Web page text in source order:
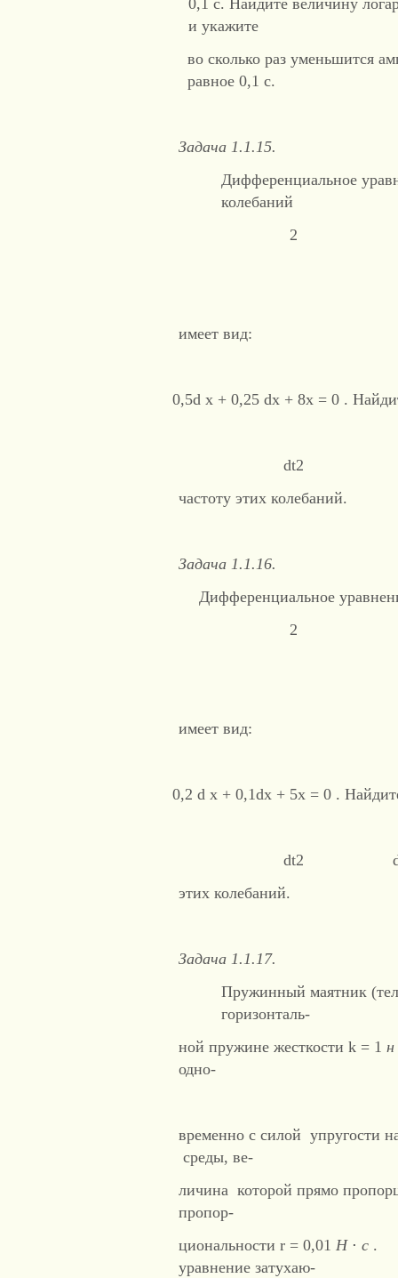
0,1 с. Найдите величину
и укажите
во сколько раз уменьшится
равное 0,1 с.
Задача 1.1.15.
Дифференциальное
колебаний
2
имеет вид:
0,5d x + 0,25 dx + 8x = 0 .
dt2
частоту этих колебаний.
Задача 1.1.16.
Дифференциальное
2
имеет вид:
0,2 d x + 0,1dx + 5x = 0 .
dt2
этих колебаний.
Задача 1.1.17.
Пружинный маятник
горизонталь-
ной пружине жесткости k = 1 н
одно-
временно с силой упругости
среды, ве-
личина которой прямо
пропор-
циональности r = 0,01 Н ⋅ с .
уравнение затухаю-